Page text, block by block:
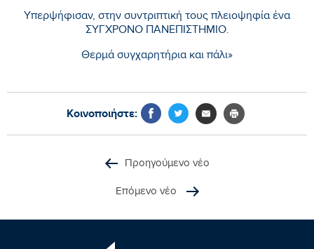
Υπερψήφισαν, στην συντριπτική τους πλειοψηφία ένα
ΣΥΓΧΡΟΝΟ ΠΑΝΕΠΙΣΤΗΜΙΟ.
Θερμά συγχαρητήρια και πάλι»
Κοινοποιήστε:
Προηγούμενο νέο
Επόμενο νέο